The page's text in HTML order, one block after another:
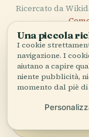
Ricercato da
Esplora
Vedi Edificio
mappa e
dintorni.
Una piccola
I cookie
navigazione. I
aiutano a capire
niente pubblicità,
momento dal piè di